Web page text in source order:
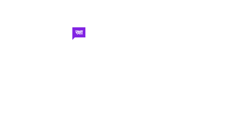
रक्षा